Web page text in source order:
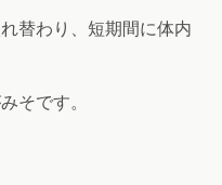
替わり、短期間に体内
そです。